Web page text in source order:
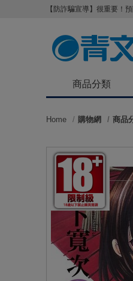
【防詐騙宣導】很重要！
商品分類
Home 購物網 商品